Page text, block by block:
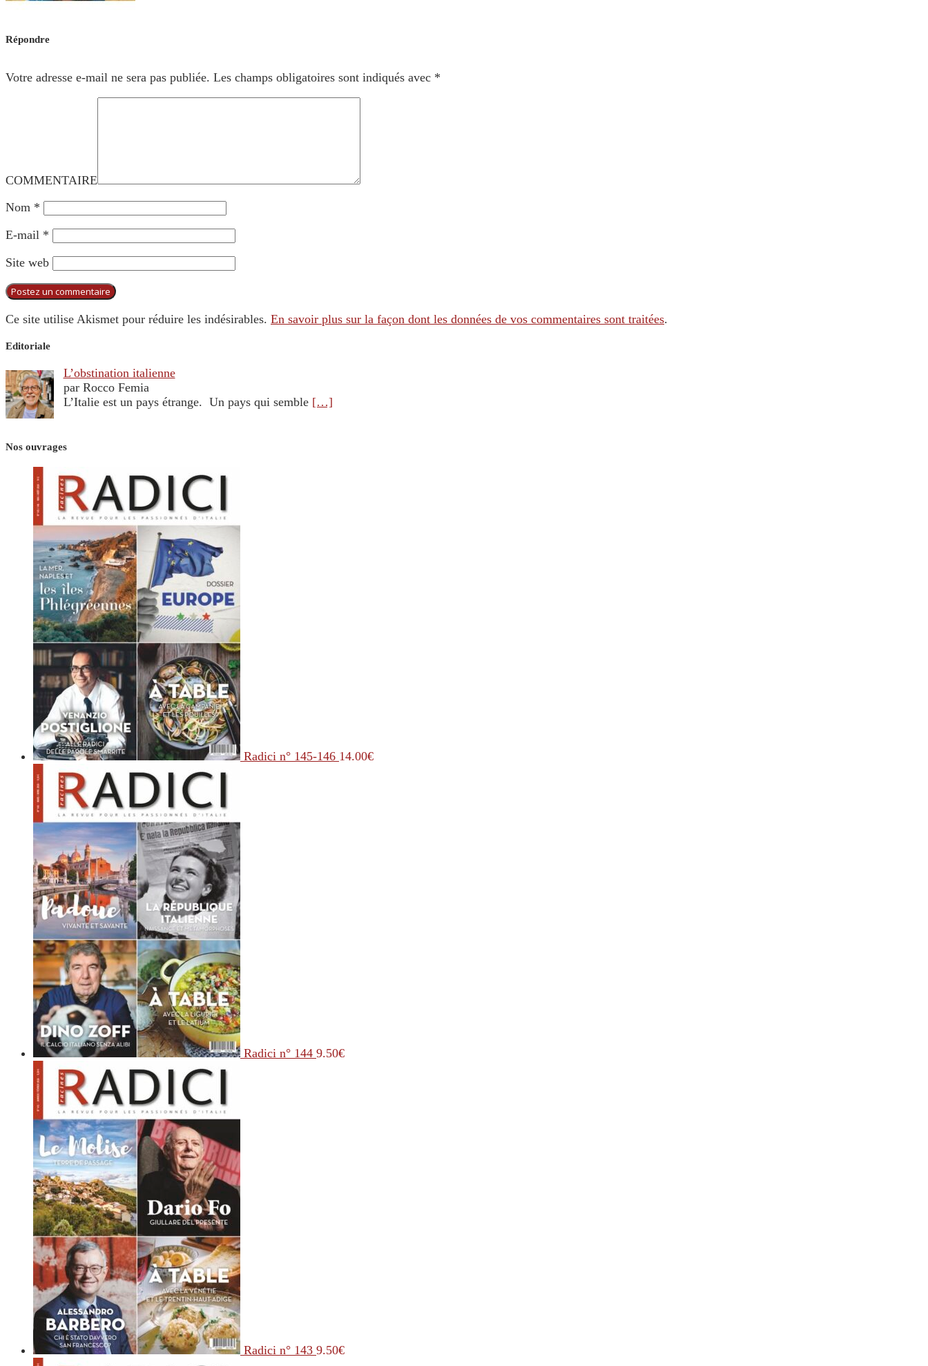
Répondre
Votre adresse e-mail ne sera pas publiée. Les champs obligatoires sont indiqués avec *
COMMENTAIRE
Nom *
E-mail *
Site web
Ce site utilise Akismet pour réduire les indésirables. En savoir plus sur la façon dont les données de vos commentaires sont traitées.
Editoriale
L’obstination italienne
par Rocco Femia
L’Italie est un pays étrange. Un pays qui semble […]
Nos ouvrages
Radici n° 145-146 14.00€
Radici n° 144 9.50€
Radici n° 143 9.50€